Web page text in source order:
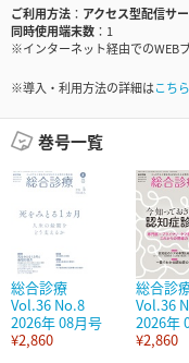
ご利用方法
アクセス型配信サ
同時使用端末数
1
※インターネット経由でのWEB
※導入・利用方法の詳細はこちら
巻号一覧
総合診療
Vol.36 No.8
2026年 08月号
¥2,860
総合診
Vol.36
2026年
¥2,860